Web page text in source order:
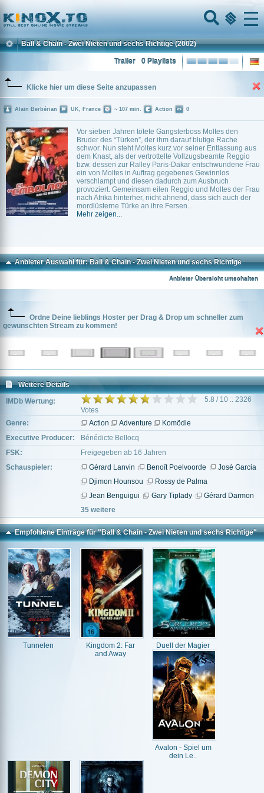
Home
Menu
Ball & Chain - Zwei Nieten und sechs Richtige (2002)
0 Playlists
Trailer
Klicke hier um diese Seite anzupassen
Vor sieben Jahren tötete Gangsterboss Moltes den
Bruder des “Türken”, der ihm darauf blutige Rache
schwor. Nun steht Moltes kurz vor seiner Entlassung aus
dem Knast, als der vertrottelte Vollzugsbeamte Reggio
bzw. dessen zur Ralley Paris-Dakar entschwundene Frau
ein von Moltes in Auftrag gegebenes Gewinnlos
verschlampt und diesen dadurch zum Ausbruch
provoziert. Gemeinsam eilen Reggio und Moltes der Frau
nach Afrika hinterher, nicht ahnend, dass sich auch der
mordlüsterne Türke an ihre Fersen...
Mehr zeigen...
Alain Berbérian UK, France ~ 107 min. Action 0
Anbieter Auswahl für: Ball & Chain - Zwei Nieten und sechs Richtige
Anbieter Übersicht umschalten
Ordne Deine lieblings Hoster per Drag & Drop um schneller zum
gewünschten Stream zu kommen!
Weitere Details
IMDb Wertung:
5.8 / 10 :: 2326
Votes
Genre:
Action Adventure
Komödie
Executive Producer:
Bénédicte Bellocq
FSK:
Freigegeben ab 16 Jahren
Schauspieler:
Gérard Lanvin Benoît Poelvoorde
José Garcia
Djimon Hounsou
Rossy de Palma
Jean Benguigui
Gary Tiplady
Gérard Darmon
35 weitere
Empfohlene Einträge für "Ball & Chain - Zwei Nieten und sechs Richtige"
Tunnelen
Kingdom 2: Far
and Away
Duell der Magier
Avalon - Spiel um
dein Le..